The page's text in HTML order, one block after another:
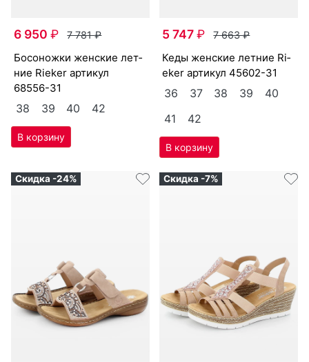
6 950₽ 7 781₽
бо­сонож­ки женс­кие лет­
ние Ri­eker артикул
68556-31
38 39 40 42
5 747₽ 7 663₽
ке­ды женс­кие лет­ние Ri­
eker артикул45602-31
36 37 38 39
40
41
42
Скидка -24% Скидка -7%